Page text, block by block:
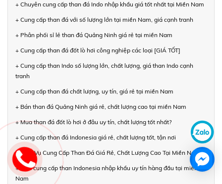
+ Chuyên cung cấp than đá Indo nhập khẩu giá tốt nhất tại Miền Nam
+ Cung cấp than đá với số lượng lớn tại miền Nam, giá cạnh tranh
+ Phân phối sỉ lẻ than đá Quảng Ninh giá rẻ tại miền Nam
+ Cung cấp than đá đốt lò hơi công nghiệp các loại [GIÁ TỐT]
+ Cung cấp than Indo số lượng lớn, chất lượng, giá than Indo cạnh
tranh
+ Cung cấp than đá chất lượng, uy tín, giá rẻ tại miền Nam
+ Bán than đá Quảng Ninh giá rẻ, chất lượng cao tại miền Nam
+ Mua than đá đốt lò hơi ở đâu uy tín, chất lượng tốt nhất?
+ Cung cấp than đá Indonesia giá rẻ, chất lượng tốt, tận nơi
+ Dịch Vụ Cung Cấp Than Đá Giá Rẻ, Chất Lượng Cao Tại Miền Nam
+ Nhà cung cấp than Indonesia nhập khẩu uy tín hàng đầu tại miền
Nam